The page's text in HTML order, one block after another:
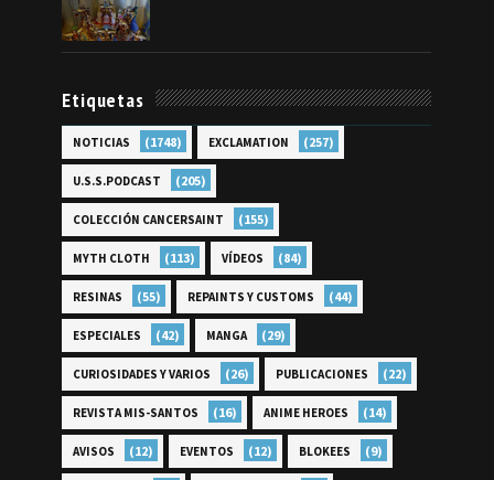
Etiquetas
NOTICIAS (1748) EXCLAMATION (257)
U.S.S.PODCAST (205)
COLECCIÓN CANCERSAINT (155)
MYTH CLOTH (113) VÍDEOS (84)
RESINAS (55) REPAINTS Y CUSTOMS (44)
ESPECIALES (42) MANGA (29)
CURIOSIDADES Y VARIOS (26) PUBLICACIONES (22)
REVISTA MIS-SANTOS (16) ANIME HEROES (14)
AVISOS (12) EVENTOS (12) BLOKEES (9)